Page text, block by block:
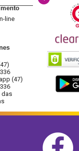
line
(47)
das